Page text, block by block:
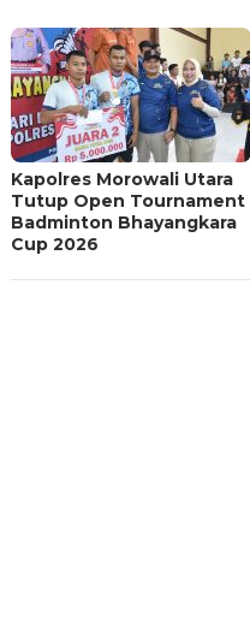
Kapolres Morowali Utara
Tutup Open Tournament
Badminton Bhayangkara
Cup 2026